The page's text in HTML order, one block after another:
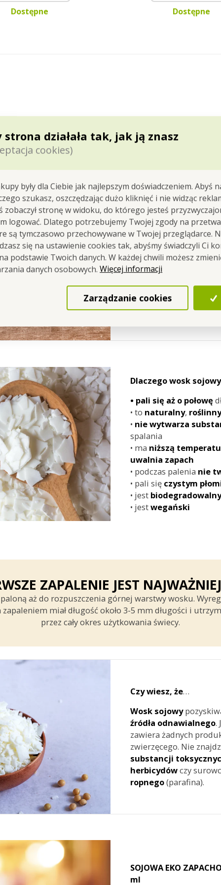
strona działała tak, jak ją znasz
cookies)
były dla Ciebie jak najlepszym doświadczeniem. Abyś
szukasz, oszczędzając dużo kliknięć i nie widząc
zobaczył stronę w widoku, do którego jesteś
logować. Dlatego potrzebujemy Twojej zgody na
są tymczasowo przechowywane w Twojej przeglądarce.
się na ustawienie cookies tak, abyśmy świadczyli Ci
podstawie Twoich danych. W każdej chwili możesz
danych osobowych.Więcej informacji
Zarządzanie cookies
Dostępne Dostępne
opakowaniuz recyklowanego kartonu.
ciastka i słony karmel,
CARAMEL
Głowa:ciasteczka,
Serce:solony karmel,
Dlaczego wosk
• pali się aż o połowę
• to naturalny,
• nie wytwarza
spalania
• ma niższą
uwalnia zapach
• podczas palenia nie
• pali się czystym
• jest
• jestwegański
ZAPALENIE JEST
aż do rozpuszczenia górnej warstwy wosku.
miał długość około 3-5 mm długości i
przez cały okres użytkowania świecy.
Czy wiesz, że…
Wosk sojowy
źródła odnawialnego.
zawiera żadnych
zwierzęcego. Nie
substancji
herbicydówczy
ropnego(parafina).
SOJOWA EKO
ml